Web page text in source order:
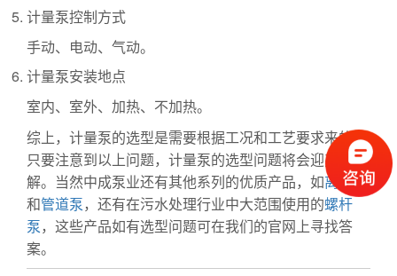
计量泵控制方式
手动、电动、气动。
计量泵安装地点
室内、室外、加热、不加热。
综上，计量泵的选型是需要根据工况和工艺要求来的，
只要注意到以上问题，计量泵的选型问题将会迎刃而
解。当然中成泵业还有其他系列的优质产品，如离心泵
和管道泵，还有在污水处理行业中大范围使用的螺杆
泵，这些产品如有选型问题可在我们的官网上寻找答
案。